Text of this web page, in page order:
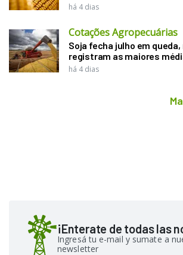
há 4 dias
Cotações Agropecuárias
Soja fecha julho em
registram as maiores
há 4 dias
¡Enterate de todas las
Ingresá tu e-mail y sumate a
newsletter